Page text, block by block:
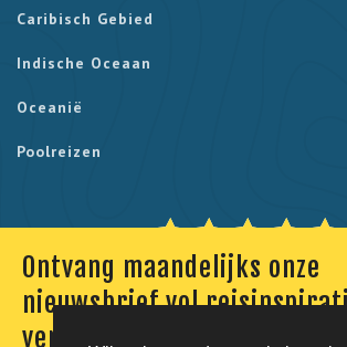
Ontvang maandelijks onze
nieuwsbrief vol
verhalen en aanbiedingen
Caribisch Gebied
Indische Oceaan
Oceanië
Poolreizen
Onze klanten geven ons een 9,7.